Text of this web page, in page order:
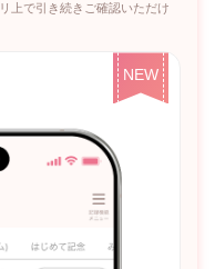
上で引き続きご確認いただけ
NEW